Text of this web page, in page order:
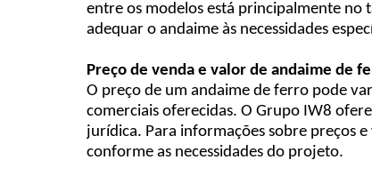
entre os modelos está principalmente no
adequar o andaime às necessidades
Preço de venda e valor de andaime de
O preço de um andaime de ferro pode
comerciais oferecidas. O Grupo IW8
jurídica. Para informações sobre preços
conforme as necessidades do projeto.